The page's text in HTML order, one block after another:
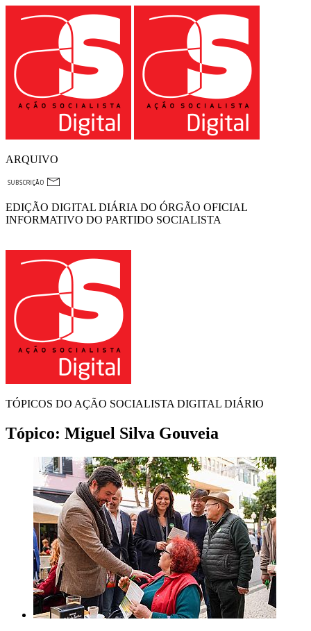
ARQUIVO
EDIÇÃO DIGITAL DIÁRIA DO ÓRGÃO OFICIAL
INFORMATIVO DO PARTIDO SOCIALISTA
TÓPICOS DO AÇÃO SOCIALISTA DIGITAL DIÁRIO
Tópico: Miguel Silva Gouveia